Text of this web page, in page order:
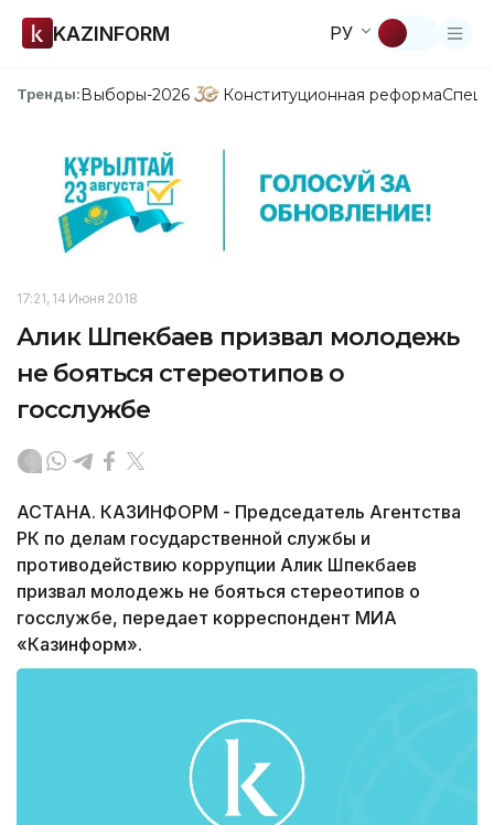
KAZINFORM РУ
Тренды:Выборы-2026 Конституционная реформа
17:21, 14 Июня 2018
Алик Шпекбаев призвал молодежь
не бояться стереотипов о
госслужбе
АСТАНА. КАЗИНФОРМ - Председатель Агентства
РК по делам государственной службы и
противодействию коррупции Алик Шпекбаев
призвал молодежь не бояться стереотипов о
госслужбе, передает корреспондент МИА
«Казинформ».